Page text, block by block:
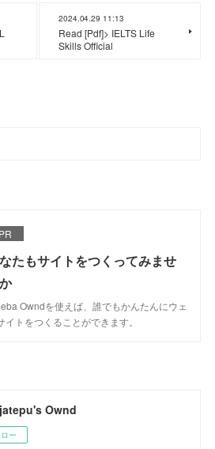
2024.04.29 11:13
Read [Pdf]> IELTS Life
Skills Official
PR
たもサイトをつくってみませ
Owndを使えば、誰でもかんたんにウェ
イトをつくることができます。
Ownd
ー